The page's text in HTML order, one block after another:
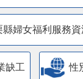
縣婦女福利服務
缺工 性